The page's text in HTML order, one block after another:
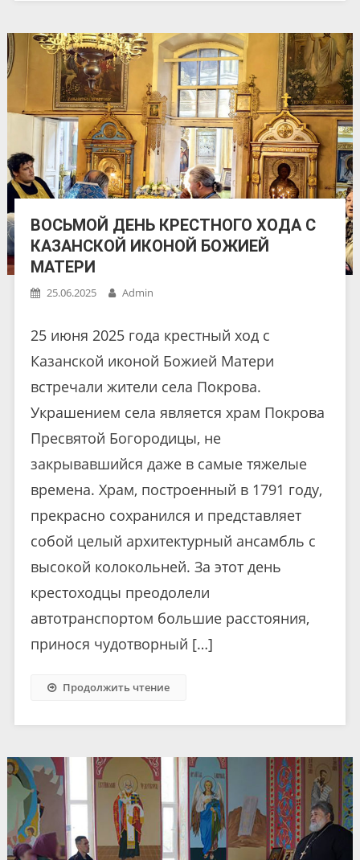
ВОСЬМОЙ ДЕНЬ КРЕСТНОГО ХОДА С
КАЗАНСКОЙ ИКОНОЙ БОЖИЕЙ
МАТЕРИ
25.06.2025 Admin
25 июня 2025 года крестный ход с
Казанской иконой Божией Матери
встречали жители села Покрова.
Украшением села является храм Покрова
Пресвятой Богородицы, не
закрывавшийся даже в самые тяжелые
времена. Храм, построенный в 1791 году,
прекрасно сохранился и представляет
собой целый архитектурный ансамбль с
высокой колокольней. За этот день
крестоходцы преодолели
автотранспортом большие расстояния,
принося чудотворный […]
Продолжить чтение